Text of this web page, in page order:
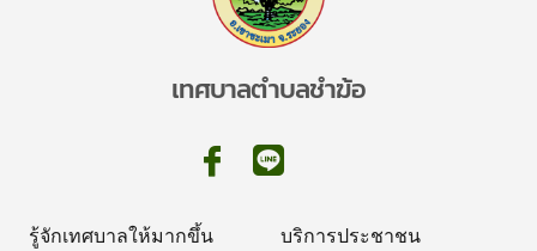
เทศบาลตำบลชำฆ้อ
รู้จักเทศบาลให้มากขึ้น บริการประชาชน